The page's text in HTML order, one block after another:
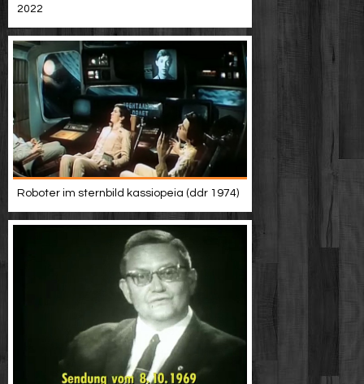
2022
Roboter im sternbild kassiopeia (ddr 1974)